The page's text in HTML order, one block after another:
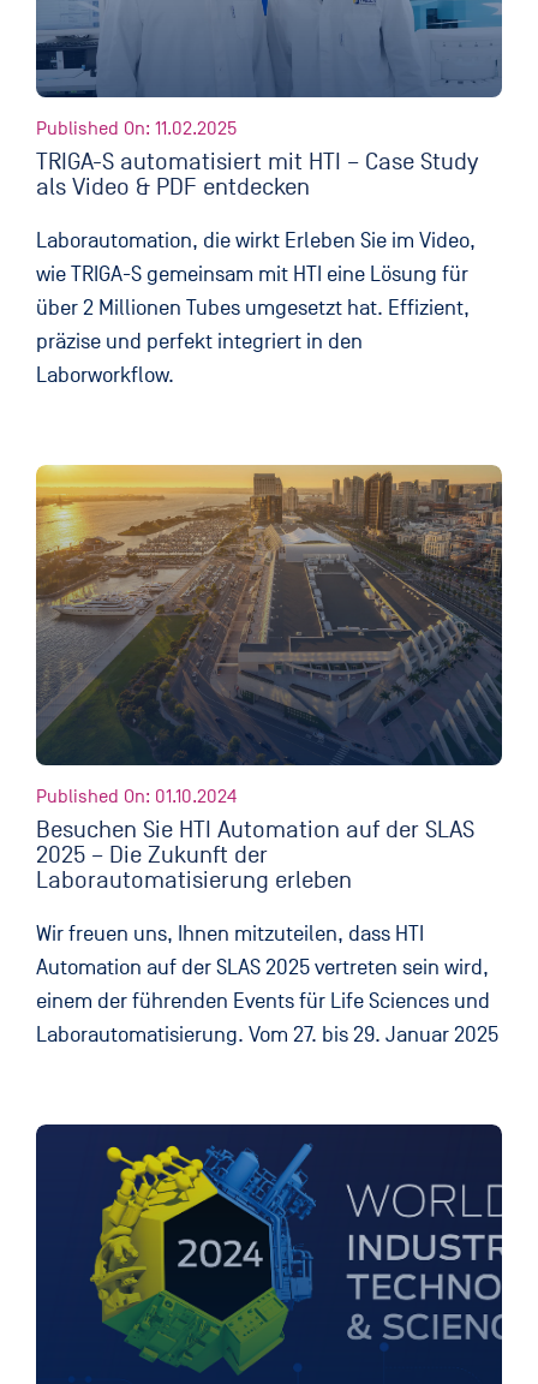
Published On: 11.02.2025
TRIGA-S automatisiert mit HTI – Case Study
als Video & PDF entdecken
Laborautomation, die wirkt Erleben Sie im Video,
wie TRIGA-S gemeinsam mit HTI eine Lösung für
über 2 Millionen Tubes umgesetzt hat. Effizient,
präzise und perfekt integriert in den
Laborworkflow.
Published On: 01.10.2024
Besuchen Sie HTI Automation auf der SLAS
2025 – Die Zukunft der
Laborautomatisierung erleben
Wir freuen uns, Ihnen mitzuteilen, dass HTI
Automation auf der SLAS 2025 vertreten sein wird,
einem der führenden Events für Life Sciences und
Laborautomatisierung. Vom 27. bis 29. Januar 2025